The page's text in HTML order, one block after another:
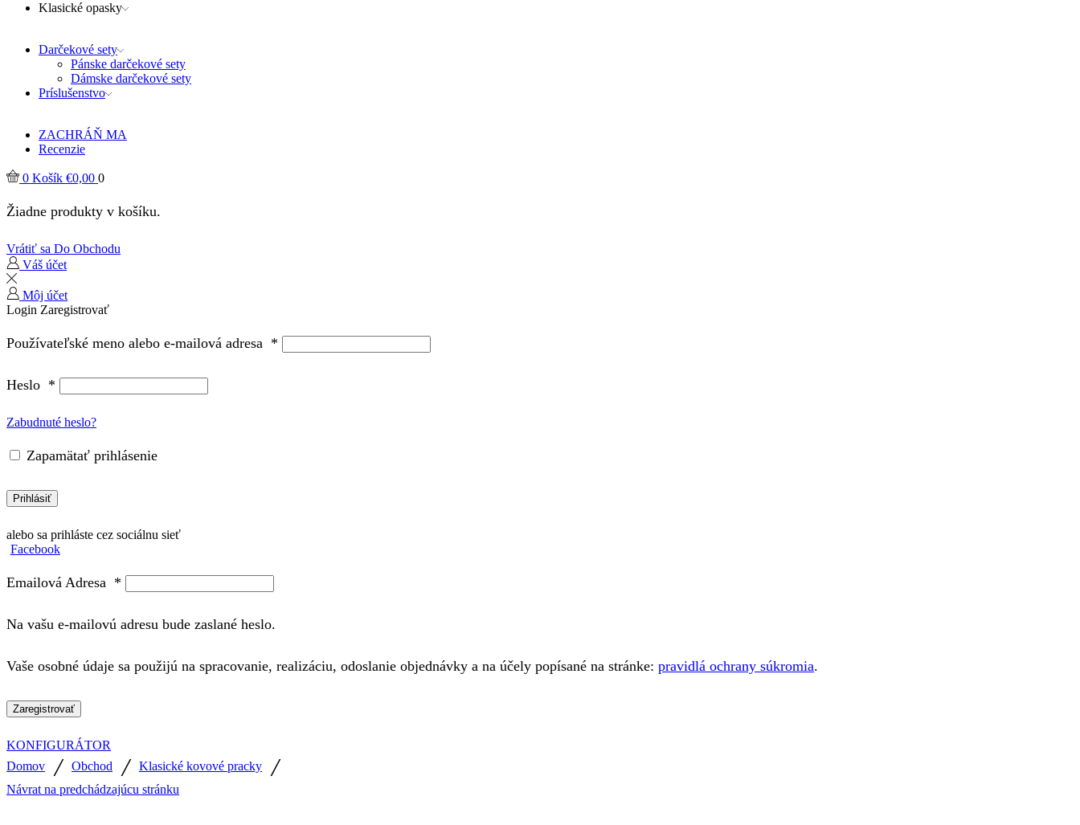
Klasické opasky
Darčekové sety
Pánske darčekové sety
Dámske darčekové sety
Príslušenstvo
ZACHRÁŇ MA
Recenzie
0 Košík €0,00 0
Žiadne produkty v košíku.
Vrátiť sa Do Obchodu
Váš účet
Môj účet
Login Zaregistrovať
Používateľské meno alebo e-mailová adresa *
Heslo *
Zabudnuté heslo?
Zapamätať prihlásenie
Prihlásiť
alebo sa prihláste cez sociálnu sieť
Facebook
Emailová Adresa *
Na vašu e-mailovú adresu bude zaslané heslo.
Vaše osobné údaje sa použijú na spracovanie, realizáciu, odoslanie objednávky a na účely popísané na stránke: pravidlá ochrany súkromia.
Zaregistrovať
KONFIGURÁTOR
Domov
/ Obchod / Klasické kovové pracky /
Návrat na predchádzajúcu stránku